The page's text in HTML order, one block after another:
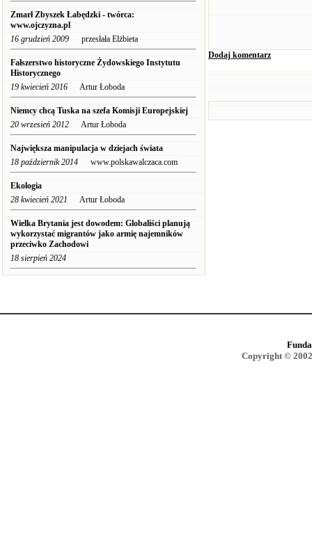
Zmarł Zbyszek Łabędzki - twórca:
www.ojczyzna.pl
16 grudzień 2009 przesłała Elżbieta
Fałszerstwo historyczne Żydowskiego Instytutu
Historycznego
19 kwiecień 2016 Artur Łoboda
Niemcy chcą Tuska na szefa Komisji Europejskiej
20 wrzesień 2012 Artur Łoboda
Największa manipulacja w dziejach świata
18 październik 2014 www.polskawalczaca.com
Ekologia
28 kwiecień 2021 Artur Łoboda
Wielka Brytania jest dowodem: Globaliści planują
wykorzystać migrantów jako armię najemników
przeciwko Zachodowi
18 sierpień 2024
Dodaj komentarz
Copyright ©